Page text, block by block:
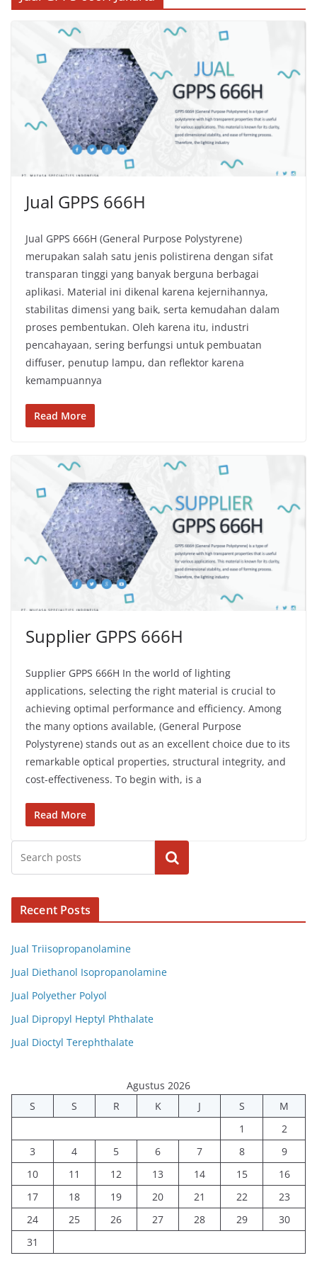
Jual GPPS 666H
Jual GPPS 666H (General Purpose Polystyrene)
merupakan salah satu jenis polistirena dengan sifat
transparan tinggi yang banyak berguna berbagai
aplikasi. Material ini dikenal karena kejernihannya,
stabilitas dimensi yang baik, serta kemudahan dalam
proses pembentukan. Oleh karena itu, industri
pencahayaan, sering berfungsi untuk pembuatan
diffuser, penutup lampu, dan reflektor karena
kemampuannya
Read More
Supplier GPPS 666H
Supplier GPPS 666H In the world of lighting
applications, selecting the right material is crucial to
achieving optimal performance and efficiency. Among
the many options available, (General Purpose
Polystyrene) stands out as an excellent choice due to its
remarkable optical properties, structural integrity, and
cost-effectiveness. To begin with, is a
Read More
Cari
Recent Posts
Jual Triisopropanolamine
Jual Diethanol Isopropanolamine
Jual Polyether Polyol
Jual Dipropyl Heptyl Phthalate
Jual Dioctyl Terephthalate
Agustus 2026
S
S R K J S
M
1
2
3
4 5 6 7 8
9
10
11 12 13 14 15
16
17
18 19 20 21 22
23
24
25 26 27 28 29
30
31